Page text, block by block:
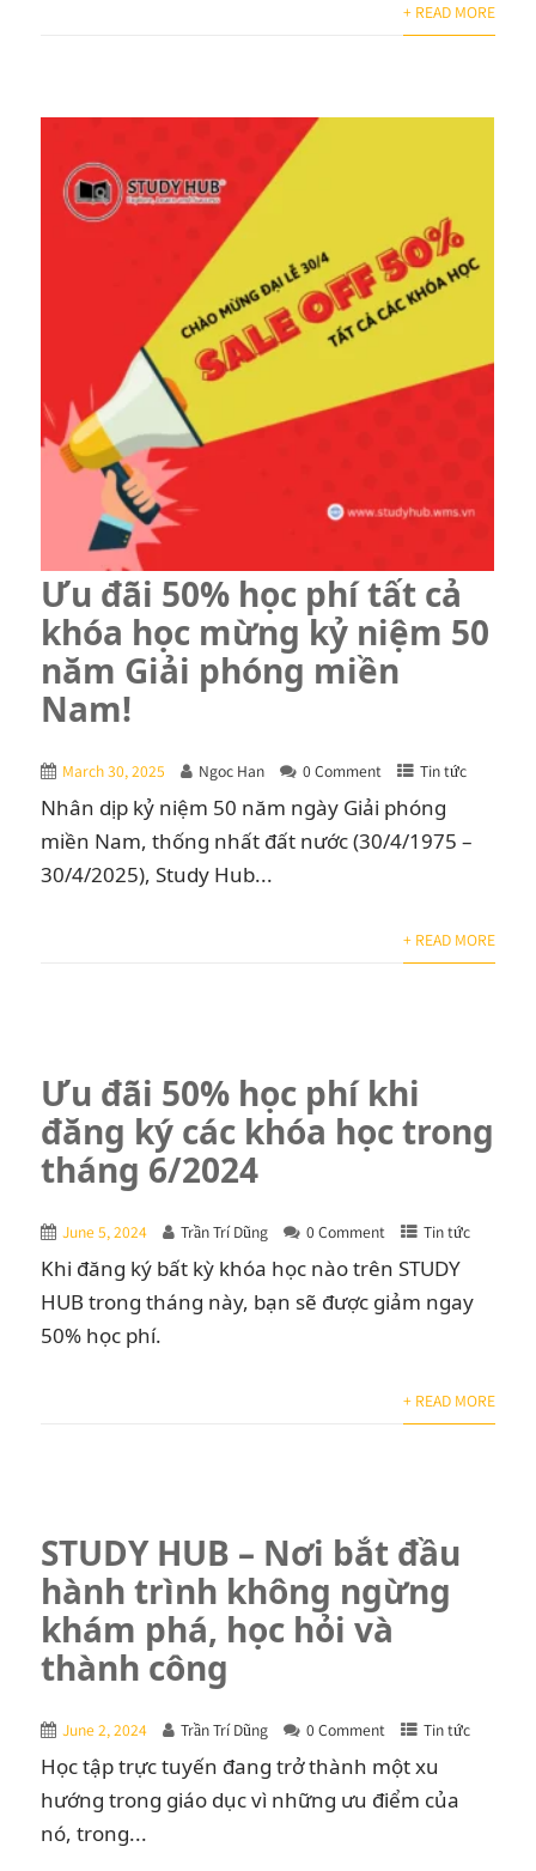
+ READ MORE
Ưu đãi 50% học phí tất cả
khóa học mừng kỷ niệm 50
năm Giải phóng miền
Nam!
March 30, 2025 Ngoc Han 0 Comment Tin tức
Nhân dịp kỷ niệm 50 năm ngày Giải phóng
miền Nam, thống nhất đất nước (30/4/1975 –
30/4/2025), Study Hub...
+ READ MORE
Ưu đãi 50% học phí khi
đăng ký các khóa học trong
tháng 6/2024
June 5, 2024 Trần Trí Dũng 0 Comment Tin tức
Khi đăng ký bất kỳ khóa học nào trên STUDY
HUB trong tháng này, bạn sẽ được giảm ngay
50% học phí.
+ READ MORE
STUDY HUB – Nơi bắt đầu
hành trình không ngừng
khám phá, học hỏi và
thành công
June 2, 2024 Trần Trí Dũng 0 Comment Tin tức
Học tập trực tuyến đang trở thành một xu
hướng trong giáo dục vì những ưu điểm của
nó, trong...